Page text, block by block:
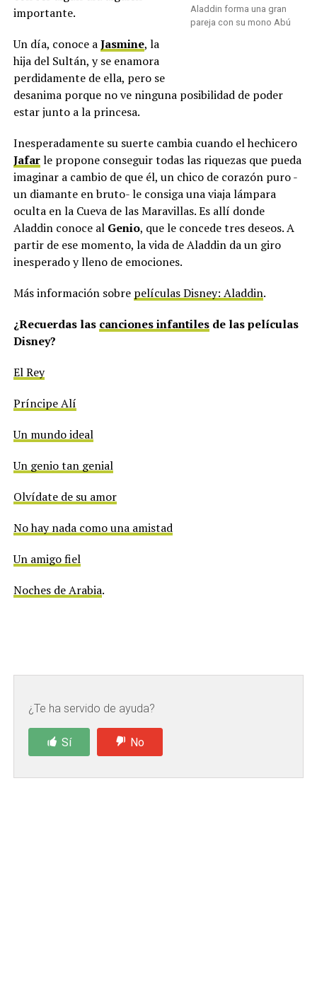
Aladdin forma una gran
pareja con su mono Abú
importante.
Un día, conoce aJasmine, la
hija del Sultán, y se enamora
perdidamente de ella, pero se
desanima porque no ve ninguna posibilidad de poder
estar junto a la princesa.
Inesperadamente su suerte cambia cuando el hechicero
Jafarle propone conseguir todas las riquezas que pueda
imaginar a cambio de que él, un chico de corazón puro -
un diamante en bruto- le consiga una viaja lámpara
oculta en la Cueva de las Maravillas. Es allí donde
Aladdin conoce al Genio, que le concede tres deseos. A
partir de ese momento, la vida de Aladdin da un giro
inesperado y lleno de emociones.
Más información sobre películas Disney: Aladdin.
¿Recuerdas las canciones infantilesde las películas
Disney?
El Rey
Príncipe Alí
Un mundo ideal
Un genio tan genial
Olvídate de su amor
No hay nada como una amistad
Un amigo fiel
Noches de Arabia.
¿Te ha servido de ayuda?
Sí No